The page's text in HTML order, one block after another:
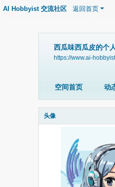
AI Hobbyist 交流社区 返回首页
西瓜味西瓜皮的个
https://www.ai-
空间首页 动
头像